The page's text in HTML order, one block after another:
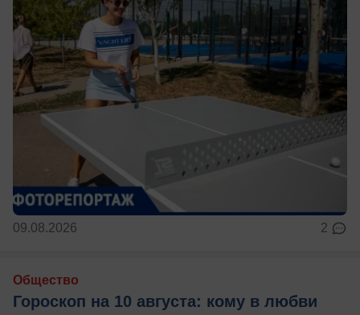
09.08.2026 2
Общество
Гороскоп на 10 августа: кому в любви